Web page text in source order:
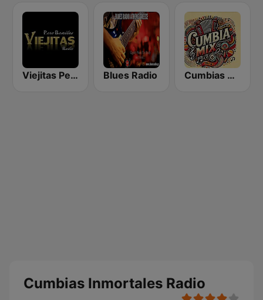
Viejitas Pero Bonitas Radio Blues Radio Cumbias Mix
Cumbias Inmortales Radio